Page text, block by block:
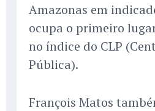
Amazonas em
ocupa o primeiro
no índice do CLP
Pública).
François Matos